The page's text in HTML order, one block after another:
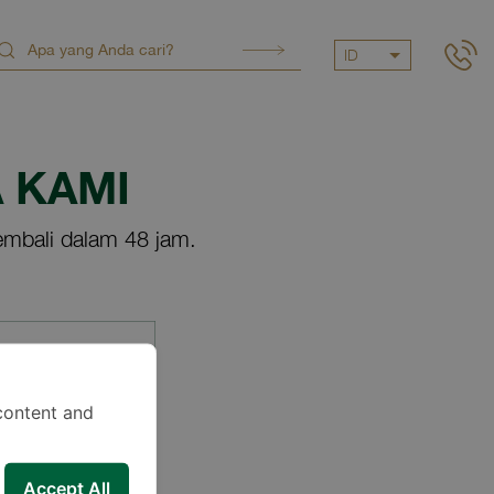
ID
KAMI
dalam 48 jam.
and
Accept All